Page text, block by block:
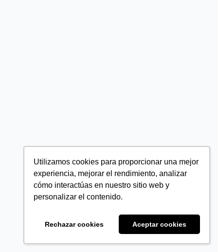
Utilizamos cookies para proporcionar una mejor
experiencia, mejorar el rendimiento, analizar
cómo interactúas en nuestro sitio web y
personalizar el contenido.
Rechazar cookies Aceptar cookies